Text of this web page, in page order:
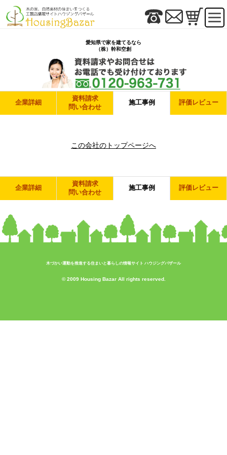
愛知県で家を建てるなら
（株）幹和空創
企業詳細
資料請求
問い合わせ
施工事例 評価レビュー
この会社のトップページへ
企業詳細
資料請求
問い合わせ
施工事例 評価レビュー
木づかい運動を推進する住まいと暮らしの情報サイト ハウジングバザール
© 2009 Housing Bazar All rights reserved.